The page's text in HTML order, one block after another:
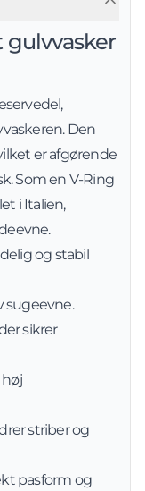
gulvvasker
Den
er afgørende
Som en V-Ring
i Italien,
og stabil
sugeevne.
sikrer
striber og
pasform og